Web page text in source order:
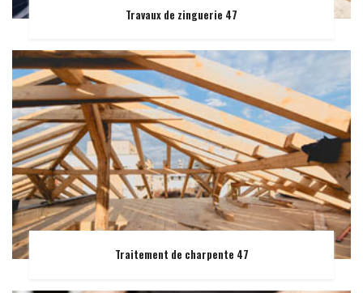
Travaux de zinguerie 47
Traitement de charpente 47